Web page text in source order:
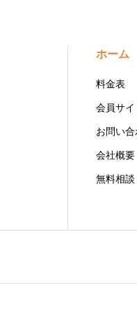
ホーム
料金表
会員サイ
お問い
会社概要
無料相談